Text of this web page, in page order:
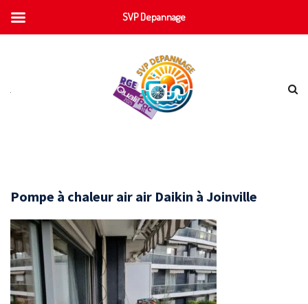
Pompe à chaleur air air Daikin à Joinville
SVP Depannage